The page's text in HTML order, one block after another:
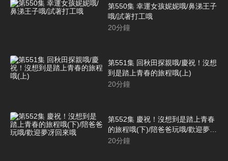
第550集 幸運女孩妮妮哦/鼻涕王子
哦/試著打工哦
20分鐘
第551集 回秋田探親哦/慶祝！沒想
到是踏上青春的旅程哦(上)
20分鐘
第552集 慶祝！沒想到是踏上青春
的旅程哦(下)/陪爸爸玩哦/歡迎夢冴
回來哦
20分鐘